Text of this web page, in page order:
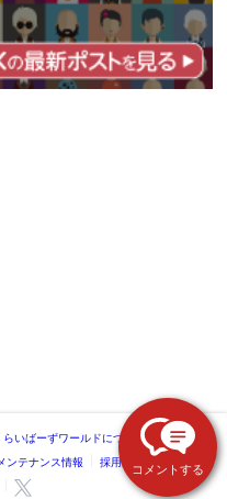
コメントする
らいばーずワールドについて
ンテナンス情報 採用情報